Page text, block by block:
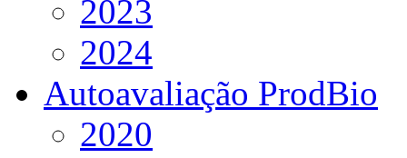
2023
2024
Autoavaliação ProdBio
2020